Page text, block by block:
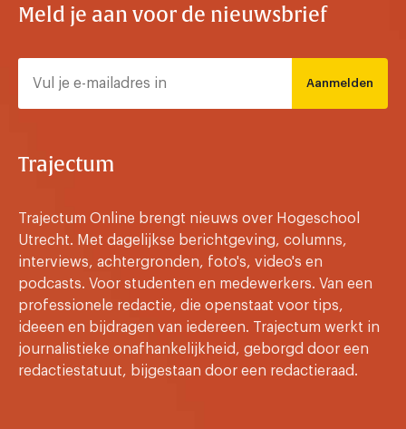
Meld je aan voor de nieuwsbrief
Aanmelden
Trajectum
Trajectum Online brengt nieuws over Hogeschool
Utrecht. Met dagelijkse berichtgeving, columns,
interviews, achtergronden, foto's, video's en
podcasts. Voor studenten en medewerkers. Van een
professionele redactie, die openstaat voor tips,
ideeen en bijdragen van iedereen. Trajectum werkt in
journalistieke onafhankelijkheid, geborgd door een
redactiestatuut, bijgestaan door een redactieraad.